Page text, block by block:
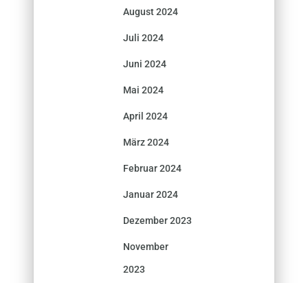
August 2024
Juli 2024
Juni 2024
Mai 2024
April 2024
März 2024
Februar 2024
Januar 2024
Dezember 2023
November
2023